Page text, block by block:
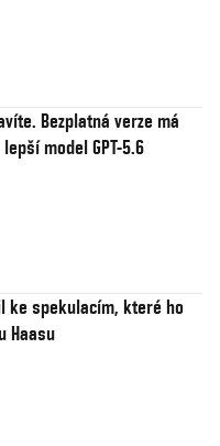
Bezplatná verze má
model GPT-5.6
ke spekulacím, které ho
Haasu